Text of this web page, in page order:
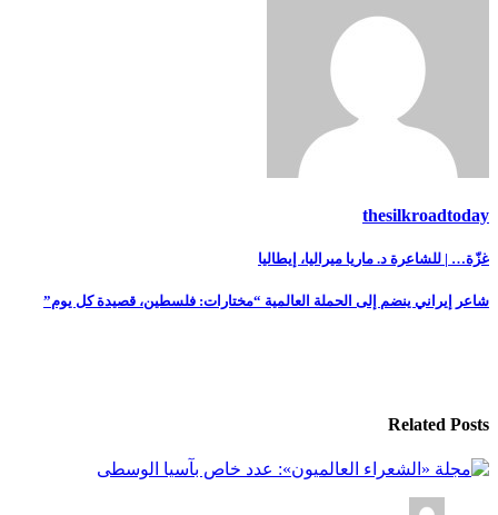
thesilkroadtoday
تصفّح
المقالات
غزّة… | للشاعرة د. ماريا ميراليا، إيطاليا
شاعر إيراني ينضم إلى الحملة العالمية “مختارات: فلسطين، قصيدة كل يوم”
Related Posts